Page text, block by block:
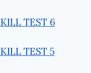
TEST 6
TEST 5